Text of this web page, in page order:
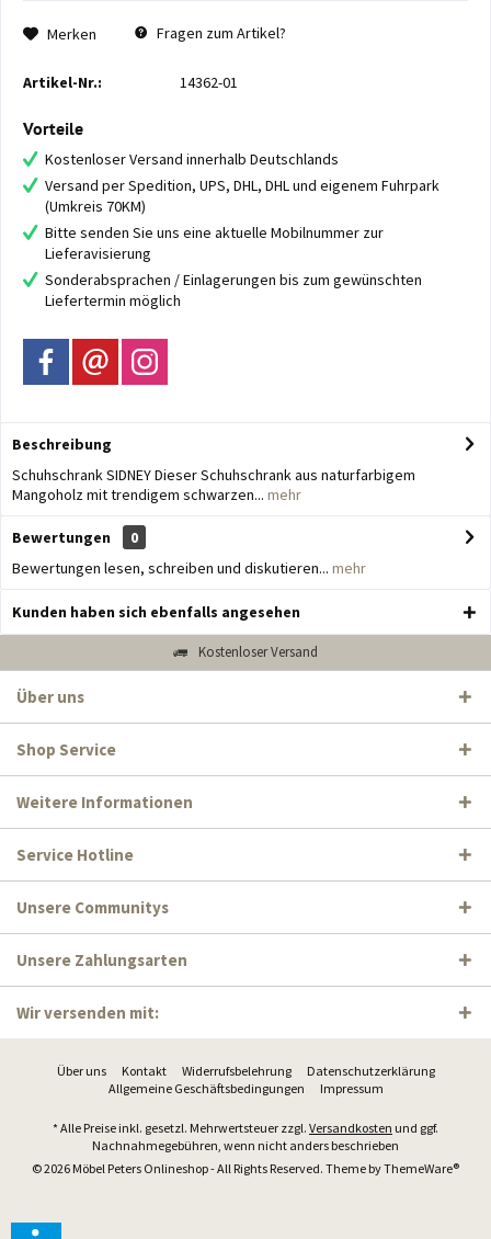
Merken Fragen zum Artikel?
Artikel-Nr.: 14362-01
Vorteile
Kostenloser Versand innerhalb Deutschlands
Versand per Spedition, UPS, DHL, DHL und eigenem Fuhrpark
(Umkreis 70KM)
Bitte senden Sie uns eine aktuelle Mobilnummer zur
Lieferavisierung
Sonderabsprachen / Einlagerungen bis zum gewünschten
Liefertermin möglich
Beschreibung
Schuhschrank SIDNEY Dieser Schuhschrank aus naturfarbigem
Mangoholz mit trendigem schwarzen... mehr
Bewertungen
0
Bewertungen lesen, schreiben und diskutieren... mehr
Kunden haben sich ebenfalls angesehen
Kostenloser Versand
Über uns
Shop Service
Weitere Informationen
Service Hotline
Unsere Communitys
Unsere Zahlungsarten
Wir versenden mit:
Über uns Kontakt Widerrufsbelehrung
Datenschutzerklärung
Allgemeine Geschäftsbedingungen
Impressum
* Alle Preise inkl. gesetzl. Mehrwertsteuer zzgl. Versandkosten und ggf.
Nachnahmegebühren, wenn nicht anders beschrieben
© 2026 Möbel Peters Onlineshop - All Rights Reserved. Theme byThemeWare®